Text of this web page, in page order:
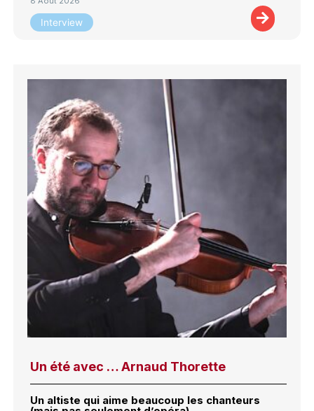
Interview
Un été avec … Arnaud Thorette
Un altiste qui aime beaucoup les chanteurs